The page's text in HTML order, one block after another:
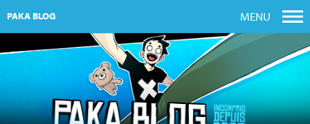
PAKA BLOG MENU